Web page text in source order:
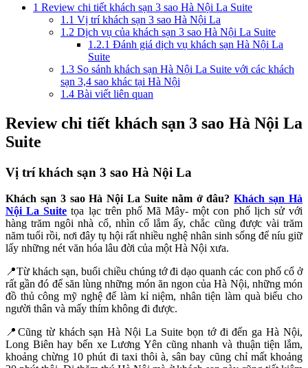
1 Review chi tiết khách sạn 3 sao Hà Nội La Suite
1.1 Vị trí khách sạn 3 sao Hà Nội La
1.2 Dịch vụ của khách sạn 3 sao Hà Nội La Suite
1.2.1 Đánh giá dịch vụ khách sạn Hà Nội La
Suite
1.3 So sánh khách sạn Hà Nội La Suite với các khách
sạn 3,4 sao khác tại Hà Nội
1.4 Bài viết liên quan
Review chi tiết khách sạn 3 sao Hà Nội La
Suite
Vị tríkhách sạn 3 sao Hà Nội La
Khách sạn 3 sao Hà Nội La Suite nằm ở đâu? Khách sạn Hà
Nội La Suite tọa lạc trên phố Mã Mây- một con phố lịch sử với
hàng trăm ngôi nhà cổ, nhìn cổ lắm ấy, chắc cũng được vài trăm
năm tuổi rồi, nơi đây tụ hội rất nhiều nghệ nhân sinh sống để níu giữ
lấy những nét văn hóa lâu đời của một Hà Nội xưa.
📍Từ khách sạn, buổi chiều chúng tớ đi dạo quanh các con phố cổ ở
rất gần đó để săn lùng những món ăn ngon của Hà Nội, những món
đồ thủ công mỹ nghệ để làm kỉ niệm, nhân tiện làm quà biếu cho
người thân và mấy thím không đi được.
📍Cũng từ khách sạnHà Nội La Suite bọn tớ đi đến ga Hà Nội,
Long Biên hay bến xe Lương Yên cũng nhanh và thuận tiện lắm,
khoảng chừng 10 phút đi taxi thôi à, sân bay cũng chỉ mất khoảng